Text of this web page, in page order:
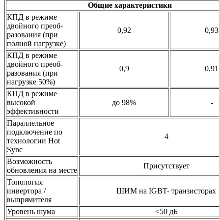
Общие характеристики
КПД в режиме
двойного преоб-
разования (при
полной нагрузке)
0,92 0,93
КПД в режиме
двойного преоб-
разования (при
нагрузке 50%)
0,9 0,91
КПД в режиме
высокой
эффективности
до 98% -
Параллельное
подключение по
технологии Hot
Sync
4
Возможность
обновления на месте
Присутствует
Топология
инвертора /
выпрямителя
ШИМ на IGBT- транзисторах
Уровень шума
<50 дБ